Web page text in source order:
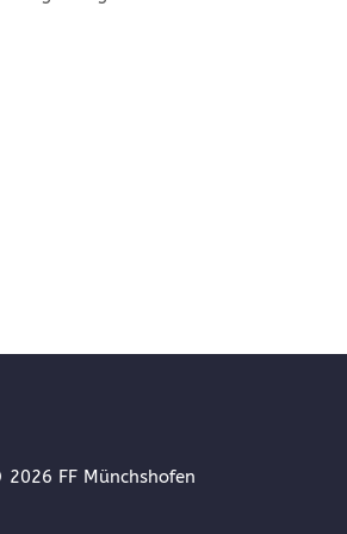
2026 FF Münchshofen